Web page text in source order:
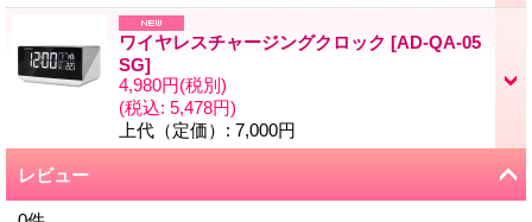
ワイヤレスチャージングクロック [AD-QA-05
SG]
4,980円(税別)
(税込: 5,478円)
上代（定価） : 7,000円
レビュー